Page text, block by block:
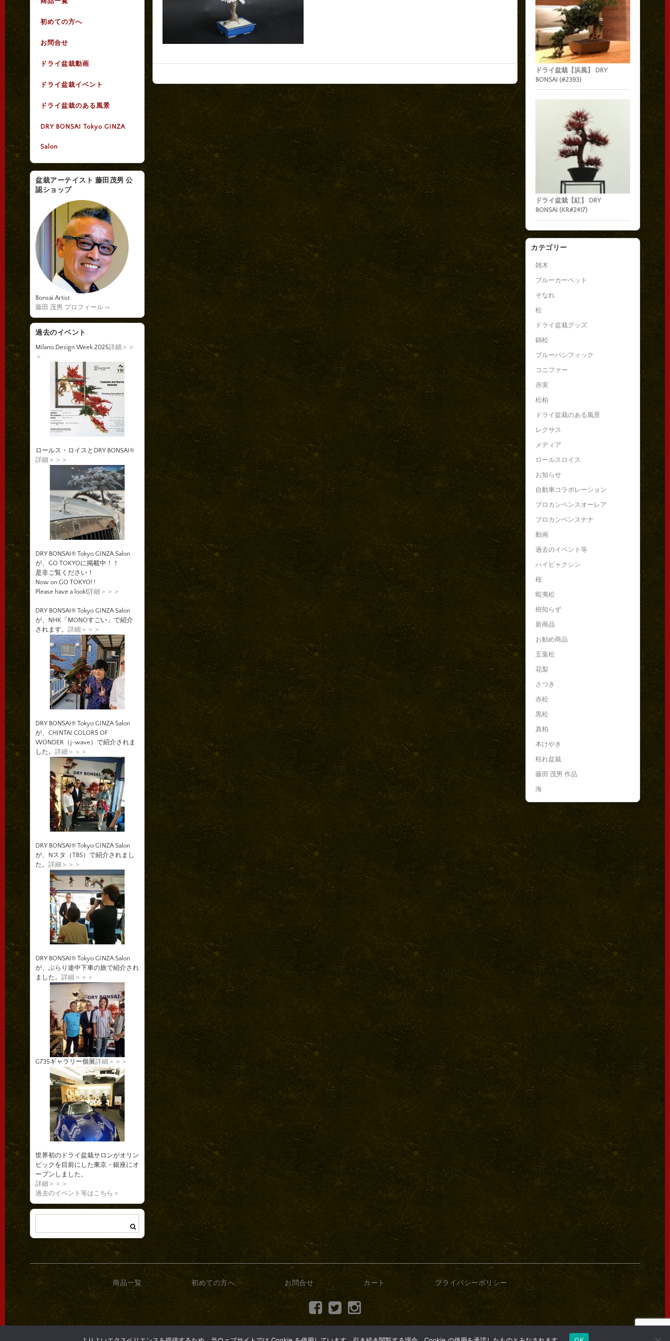
初めての方へ
お問合せ
ドライ盆栽動画
ドライ盆栽イベント
ドライ盆栽のある風景
DRY BONSAI Tokyo GINZA
Salon
ドライ盆栽【浜風】 DRY
BONSAI (#2393)
ドライ盆栽【紅】 DRY
BONSAI (KR#2417)
カテゴリー
雑木
ブルーカーペット
そなれ
松
ドライ盆栽グッズ
錦松
ブルーパシフィック
コニファー
赤実
松柏
ドライ盆栽のある風景
レクサス
メディア
ロールスロイス
お知らせ
自動車コラボレーション
プロカンベンスオーレア
プロカンベンスナナ
動画
過去のイベント等
ハイビャクシン
桜
蝦夷松
樹知らず
新商品
お勧め商品
五葉松
花梨
さつき
赤松
黒松
真柏
本けやき
枯れ盆栽
藤田 茂男 作品
海
盆栽アーテイスト 藤田茂男 公
認ショップ
Bonsai Artist
藤田 茂男 プロフィール >>
過去のイベント
Milano Design Week 2025詳細＞＞
＞
ロールス・ロイスとDRY BONSAI®
詳細＞＞＞
DRY BONSAI® Tokyo GINZA Salon
が、GO TOKYOに掲載中！！
是非ご覧ください！
Now on GO TOKYO! !
Please have a look!詳細＞＞＞
DRY BONSAI® Tokyo GINZA Salon
が、NHK「MONOすごい」で紹介
されます。 詳細＞＞＞
DRY BONSAI® Tokyo GINZA Salon
が、CHINTAI COLORS OF
WONDER（j-wave）で紹介されま
した。 詳細＞＞＞
DRY BONSAI® Tokyo GINZA Salon
が、Nスタ（TBS）で紹介されまし
た。 詳細＞＞＞
DRY BONSAI® Tokyo GINZA Salon
が、ぶらり途中下車の旅で紹介され
ました。 詳細＞＞＞
G735ギャラリー個展詳細＞＞＞
世界初のドライ盆栽サロンがオリン
ピックを目前にした東京・銀座にオ
ープンしました。
詳細＞＞＞
過去のイベント等はこちら＞
商品一覧 初めての方へ お問合せ カート プライバシーポリシー